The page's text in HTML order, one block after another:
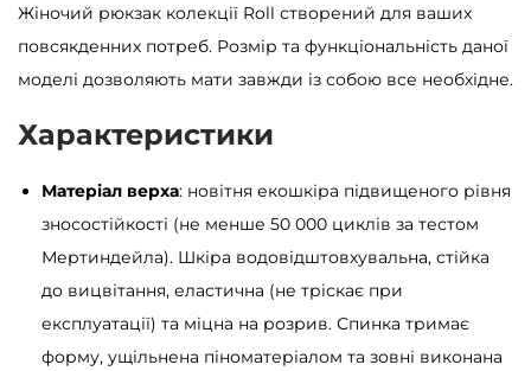
й
S
a
b
a
g
R
o
l
l
Жіночий рюкзак колекції Roll створений для ваших
повсякденних потреб. Розмір та функціональність даної
моделі дозволяють мати завжди із собою все необхідне.
Характеристики
Матеріал верха: новітня екошкіра підвищеного рівня
зносостійкості (не менше 50 000 циклів за тестом
Мертиндейла). Шкіра водовідштовхувальна, стійка
до вицвітання, еластична (не тріскає при
експлуатації) та міцна на розрив. Спинка тримає
форму, ущільнена піноматеріалом та зовні виконана